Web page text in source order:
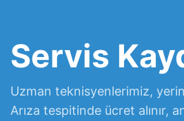
Servis
Uzman teknisyenlerimiz,
Arıza tespitinde ücret alınır,